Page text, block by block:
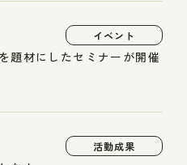
イベント
題材にしたセミナーが開催
活動成果